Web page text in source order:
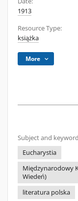
1913
Resource Type:
książka
More
Subject and
Eucharystia
Międzynarodowy
Wiedeń)
literatura polska